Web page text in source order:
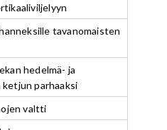
tavanomaisten
hedelmä- ja
parhaaksi
valtti